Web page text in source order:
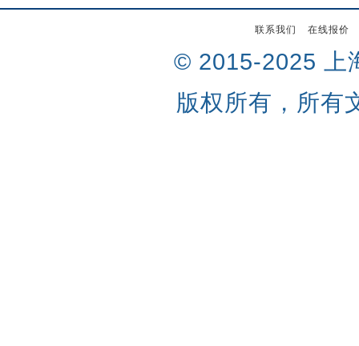
联系我们 在线报价
© 2015-2025 上
版权所有，所有